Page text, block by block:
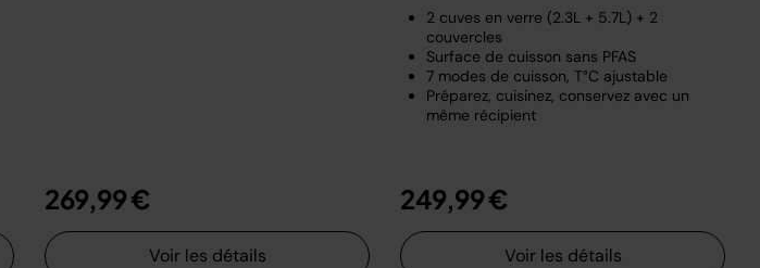
269,99 €
Voir les détails
2 cuves en verre (2.3L + 5.7L) + 2
couvercles
Surface de cuisson sans PFAS
7 modes de cuisson, T°C ajustable
Préparez, cuisinez, conservez avec un
même récipient
249,99 €
Voir les détails